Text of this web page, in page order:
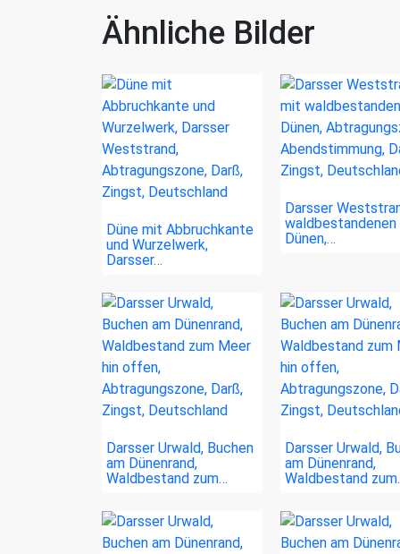
Ähnliche Bilder
Düne mit Abbruchkante
und Wurzelwerk,
Darsser…
Darsser
waldbestandenen
Dünen,…
Darsser Urwald, Buchen
am Dünenrand,
Waldbestand zum…
Darsser Urwald,
am Dünenrand,
Waldbestand